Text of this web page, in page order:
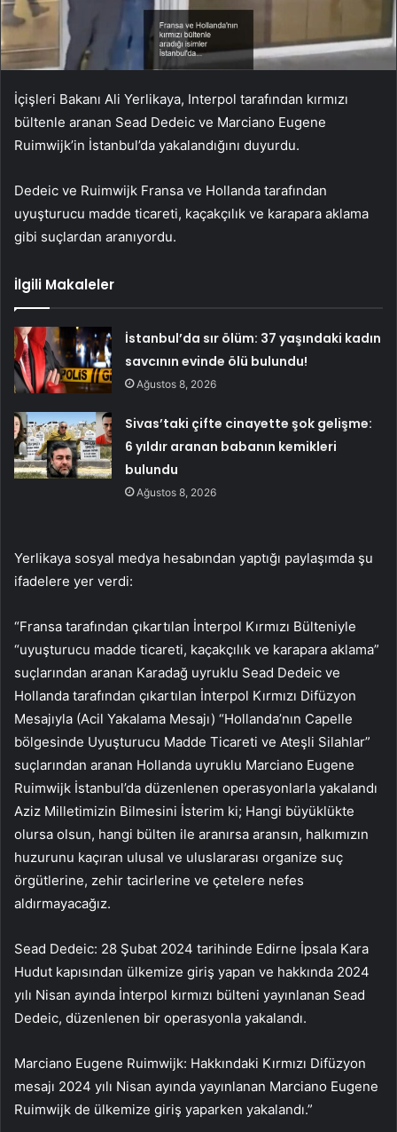
İçişleri Bakanı Ali Yerlikaya, Interpol tarafından kırmızı
bültenle aranan Sead Dedeic ve Marciano Eugene
Ruimwijk’in İstanbul’da yakalandığını duyurdu.
Dedeic ve Ruimwijk Fransa ve Hollanda tarafından
uyuşturucu madde ticareti, kaçakçılık ve karapara aklama
gibi suçlardan aranıyordu.
İlgili Makaleler
İstanbul’da sır ölüm: 37 yaşındaki kadın
savcının evinde ölü bulundu!
Ağustos 8, 2026
Sivas’taki çifte cinayette şok gelişme:
6 yıldır aranan babanın kemikleri
bulundu
Ağustos 8, 2026
Yerlikaya sosyal medya hesabından yaptığı paylaşımda şu
ifadelere yer verdi:
“Fransa tarafından çıkartılan İnterpol Kırmızı Bülteniyle
“uyuşturucu madde ticareti, kaçakçılık ve karapara aklama”
suçlarından aranan Karadağ uyruklu Sead Dedeic ve
Hollanda tarafından çıkartılan İnterpol Kırmızı Difüzyon
Mesajıyla (Acil Yakalama Mesajı) “Hollanda’nın Capelle
bölgesinde Uyuşturucu Madde Ticareti ve Ateşli Silahlar”
suçlarından aranan Hollanda uyruklu Marciano Eugene
Ruimwijk İstanbul’da düzenlenen operasyonlarla yakalandı
Aziz Milletimizin Bilmesini İsterim ki; Hangi büyüklükte
olursa olsun, hangi bülten ile aranırsa aransın, halkımızın
huzurunu kaçıran ulusal ve uluslararası organize suç
örgütlerine, zehir tacirlerine ve çetelere nefes
aldırmayacağız.
Sead Dedeic: 28 Şubat 2024 tarihinde Edirne İpsala Kara
Hudut kapısından ülkemize giriş yapan ve hakkında 2024
yılı Nisan ayında İnterpol kırmızı bülteni yayınlanan Sead
Dedeic, düzenlenen bir operasyonla yakalandı.
Marciano Eugene Ruimwijk: Hakkındaki Kırmızı Difüzyon
mesajı 2024 yılı Nisan ayında yayınlanan Marciano Eugene
Ruimwijk de ülkemize giriş yaparken yakalandı.”